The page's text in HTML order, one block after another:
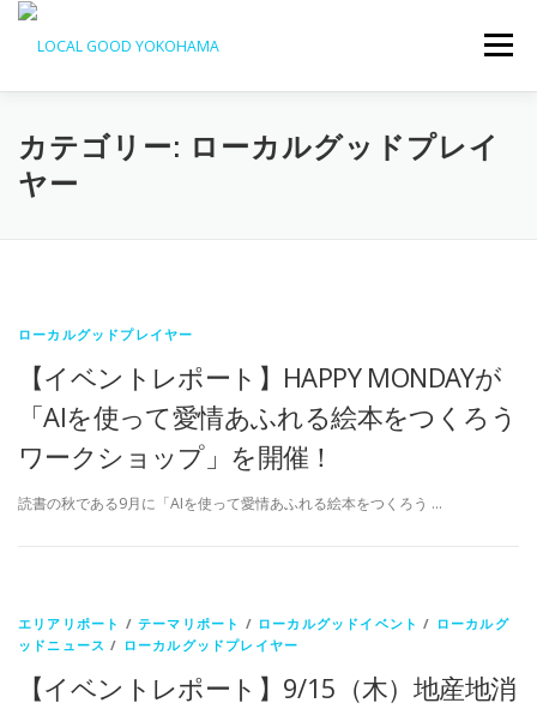
メニュー
カテゴリー: ローカルグッドプレイ
ヤー
ローカルグッドプレイヤー
【イベントレポート】HAPPY MONDAYが
「AIを使って愛情あふれる絵本をつくろう
ワークショップ」を開催！
読書の秋である9月に「AIを使って愛情あふれる絵本をつくろう …
エリアリポート /テーマリポート / ローカルグッドイベント / ローカルグ
ッドニュース / ローカルグッドプレイヤー
【イベントレポート】9/15（木）地産地消